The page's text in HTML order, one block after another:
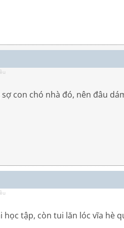
con chó nhà đó, nên đâu
học tập, còn tui lăn lóc vĩa hè